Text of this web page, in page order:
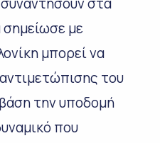
με
μπορεί να
του
την υποδομή
που